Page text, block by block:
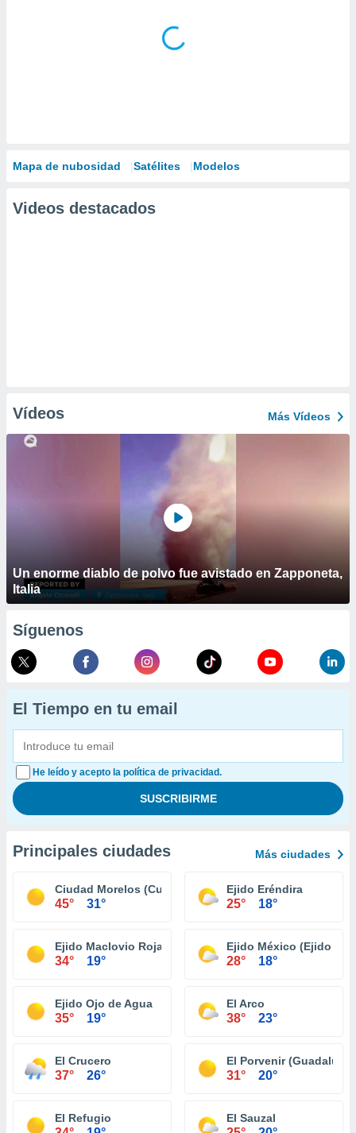
Mapa de nubosidad Satélites Modelos
Videos destacados
Vídeos Más Vídeos
Un enorme diablo de polvo fue avistado en Zapponeta,
Italia
Síguenos
El Tiempo en tu email
He leído y acepto la política de privacidad.
Principales ciudades Más ciudades
Ciudad Morelos (Cuervos)
45° 31°
Ejido Eréndira
25° 18°
Ejido Maclovio Rojas
34° 19°
Ejido México (Ejido
28° 18°
Ejido Ojo de Agua
35° 19°
El Arco
38° 23°
El Crucero
37° 26°
El Porvenir (Guadalupe)
31° 20°
El Refugio El Sauzal